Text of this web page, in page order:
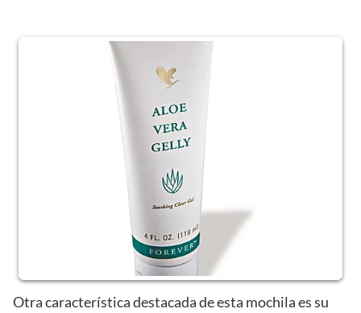
Otra característica destacada de esta mochila es su